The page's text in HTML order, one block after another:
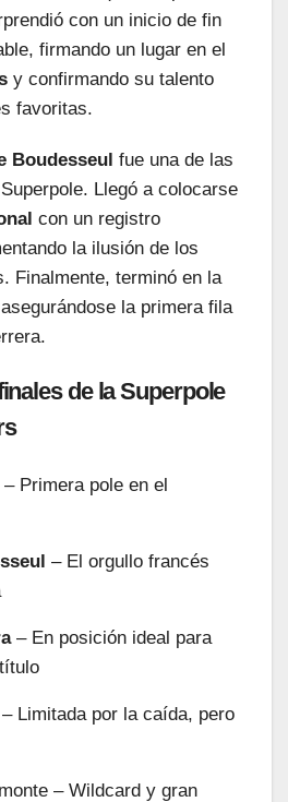
con un inicio de fin
firmando un lugar en el
y confirmando su talento
favoritas.
Boudesseul fue una de las
Llegó a colocarse
con un registro
la ilusión de los
Finalmente, terminó en la
la primera fila
de la Superpole
– Primera pole en el
– El orgullo francés
– En posición ideal para
Limitada por la caída, pero
– Wildcard y gran